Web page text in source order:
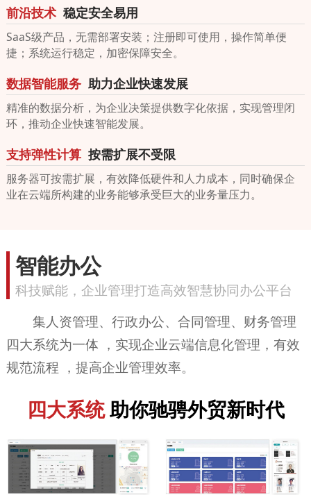
前沿技术 稳定安全易用
SaaS级产品，无需部署安装；注册即可使用，操作简单便
捷；系统运行稳定，加密保障安全。
数据智能服务 助力企业快速发展
精准的数据分析，为企业决策提供数字化依据，实现管理闭
环，推动企业快速智能发展。
支持弹性计算 按需扩展不受限
服务器可按需扩展，有效降低硬件和人力成本，同时确保企
业在云端所构建的业务能够承受巨大的业务量压力。
智能办公
科技赋能，企业管理打造高效智慧协同办公平台
集人资管理、行政办公、合同管理、财务管理
四大系统为一体 ，实现企业云端信息化管理，有效
规范流程 ，提高企业管理效率。
四大系统助你驰骋外贸新时代